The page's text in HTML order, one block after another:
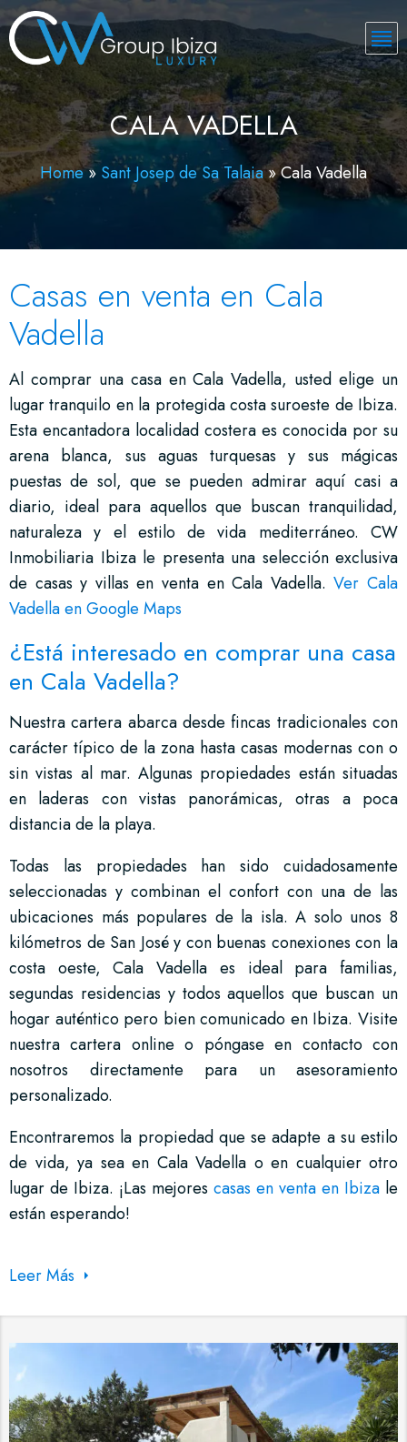
CALA VADELLA
Home» Sant Josep de Sa Talaia»Cala Vadella
Casas en venta en Cala
Vadella
Al comprar una casa en Cala Vadella, usted elige un
lugar tranquilo en la protegida costa suroeste de Ibiza.
Esta encantadora localidad costera es conocida por su
arena blanca, sus aguas turquesas y sus mágicas
puestas de sol, que se pueden admirar aquí casi a
diario, ideal para aquellos que buscan tranquilidad,
naturaleza y el estilo de vida mediterráneo. CW
Inmobiliaria Ibiza le presenta una selección exclusiva
de casas y villas en venta en Cala Vadella.Ver Cala
Vadella en Google Maps
¿Está interesado en comprar una casa
en Cala Vadella?
Nuestra cartera abarca desde fincas tradicionales con
carácter típico de la zona hasta casas modernas con o
sin vistas al mar. Algunas propiedades están situadas
en laderas con vistas panorámicas, otras a poca
distancia de la playa.
Todas las propiedades han sido cuidadosamente
seleccionadas y combinan el confort con una de las
ubicaciones más populares de la isla. A solo unos 8
kilómetros de San José y con buenas conexiones con la
costa oeste, Cala Vadella es ideal para familias,
segundas residencias y todos aquellos que buscan un
hogar auténtico pero bien comunicado en Ibiza. Visite
nuestra cartera online o póngase en contacto con
nosotros directamente para un asesoramiento
personalizado.
Encontraremos la propiedad que se adapte a su estilo
de vida, ya sea en Cala Vadella o en cualquier otro
lugar de Ibiza. ¡Las mejores casas en venta en Ibiza le
están esperando!
Leer Más